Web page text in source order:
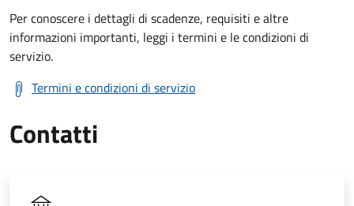
Per conoscere i dettagli di scadenze, requisiti e altre
informazioni importanti, leggi i termini e le condizioni di
servizio.
Termini e condizioni di servizio
Contatti